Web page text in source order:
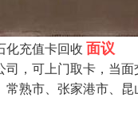
化充值卡回收 面议
，可上门取卡，当
熟市、张家港市、